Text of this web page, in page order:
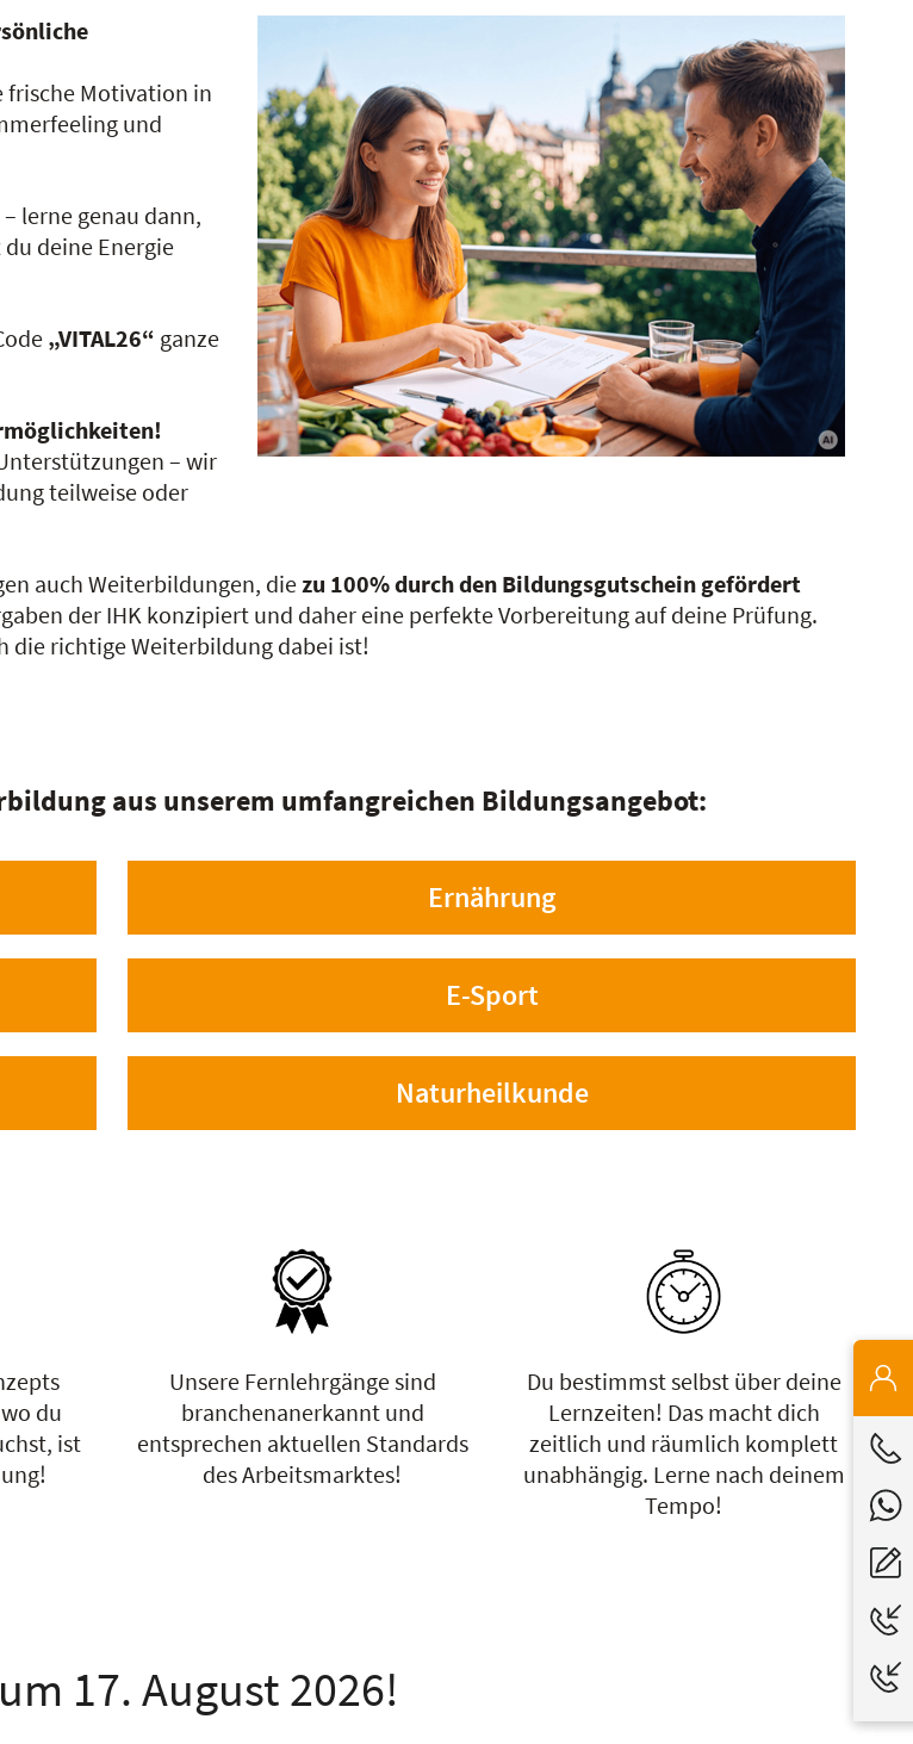
frische Motivation in
und
lerne genau dann,
deine Energie
„VITAL26“ ganze
– wir
teilweise oder
auch Weiterbildungen, die zu 100% durch den Bildungsgutschein gefördert
der IHK konzipiert und daher eine perfekte Vorbereitung auf deine Prüfung.
die richtige Weiterbildung dabei ist!
aus unserem umfangreichen Bildungsangebot:
Ernährung
E-Sport
Naturheilkunde
du
ist
Unsere Fernlehrgänge sind
branchenanerkannt und
entsprechen aktuellen Standards
des Arbeitsmarktes!
Du bestimmst selbst über deine
Lernzeiten! Das macht dich
zeitlich und räumlich komplett
unabhängig. Lerne nach deinem
Tempo!
17. August 2026!